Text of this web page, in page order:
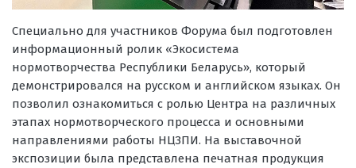
Специально для участников Форума был подготовлен
информационный ролик «Экосистема
нормотворчества Республики Беларусь», который
демонстрировался на русском и английском языках. Он
позволил ознакомиться с ролью Центра на различных
этапах нормотворческого процесса и основными
направлениями работы НЦЗПИ. На выставочной
экспозиции была представлена печатная продукция